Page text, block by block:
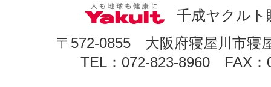
千成ヤクルト
〒572-0855 大阪府寝屋川市寝
TEL：072-823-8960 FAX：